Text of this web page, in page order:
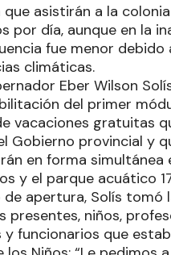
que asistirán a la
por día, aunque en la
fue menor debido
climáticas.
Eber Wilson
del primer
vacaciones gratuitas
Gobierno provincial y
en forma simultánea
y el parque acuático
de apertura, Solís tomó
presentes, niños,
funcionarios que